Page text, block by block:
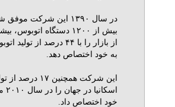
در سال ۱۳۹۰ اين شركت
بيش از ۱۲۰۰ دستگاه
از بازار را با ۴۴ درصد از
به خود اختصاص دهد.
اين شركت همچنين ۱۷
خود اختصاص داد.